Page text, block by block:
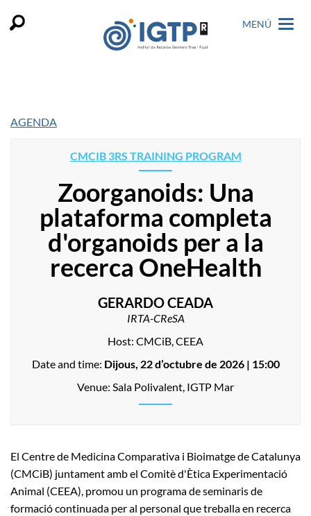
MENÚ
AGENDA
CMCIB 3RS TRAINING PROGRAM
Zoorganoids: Una
plataforma completa
d'organoids per a la
recerca OneHealth
GERARDO CEADA
IRTA-CReSA
Host: CMCiB, CEEA
Date and time: Dijous, 22 d’octubre de 2026| 15:00
Venue: Sala Polivalent, IGTP Mar
El Centre de Medicina Comparativa i Bioimatge de Catalunya
(CMCiB) juntament amb el Comitè d'Ètica Experimentació
Animal (CEEA), promou un programa de seminaris de
formació continuada per al personal que treballa en recerca